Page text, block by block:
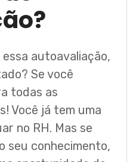
autoavaliação,
Se você
todas as
Você já tem uma
no RH. Mas se
seu conhecimento,